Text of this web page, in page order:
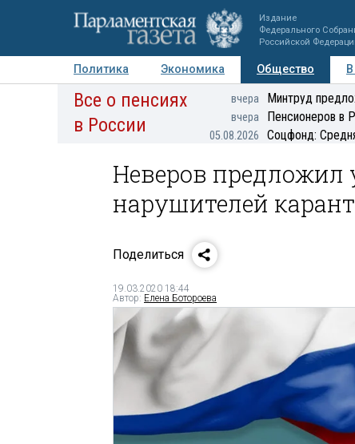
Издание
Федерального
Российской
Политика Экономика Общество
Авторы Персоны Мнения Регионы
Все о пенсиях
в России
вчера Минтруд
вчера Пенсионеров в
05.08.2026 Соцфонд:
Неверов предложил
нарушителей
Поделиться
19.03.2020 18:44
Автор: Елена Ботороева